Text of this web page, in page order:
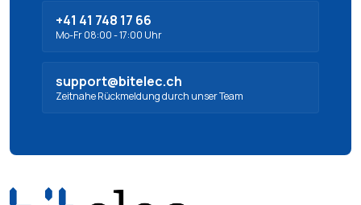
+41 41 748 17 66
Mo-Fr 08:00 - 17:00 Uhr
support@bitelec.ch
Zeitnahe Rückmeldung durch unser Team